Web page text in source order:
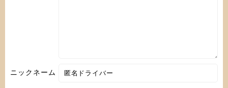
ニックネーム